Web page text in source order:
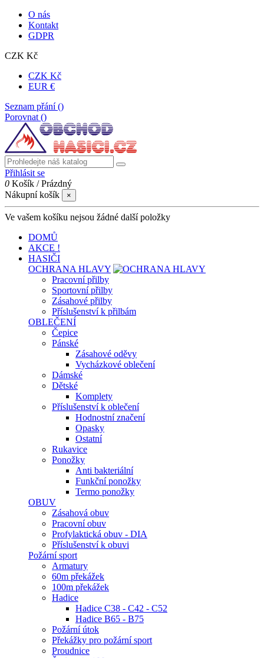
O nás
Kontakt
GDPR
CZK Kč
CZK Kč
EUR €
Seznam přání ()
Porovnat ()
Přihlásit se
0 Košík /Prázdný
Nákupní košík
×
Ve vašem košíku nejsou žádné další položky
DOMŮ
AKCE !
HASIČI
OCHRANA HLAVY
Pracovní přilby
Sportovní přilby
Zásahové přilby
Příslušenství k přilbám
OBLEČENÍ
Čepice
Pánské
Zásahové oděvy
Vycházkové oblečení
Dámské
Dětské
Komplety
Příslušenství k oblečení
Hodnostní značení
Opasky
Ostatní
Rukavice
Ponožky
Anti bakteriální
Funkční ponožky
Termo ponožky
OBUV
Zásahová obuv
Pracovní obuv
Profylaktická obuv - DIA
Příslušenství k obuvi
Požární sport
Armatury
60m překážek
100m překážek
Hadice
Hadice C38 - C42 - C52
Hadice B65 - B75
Požární útok
Překážky pro požární sport
Proudnice